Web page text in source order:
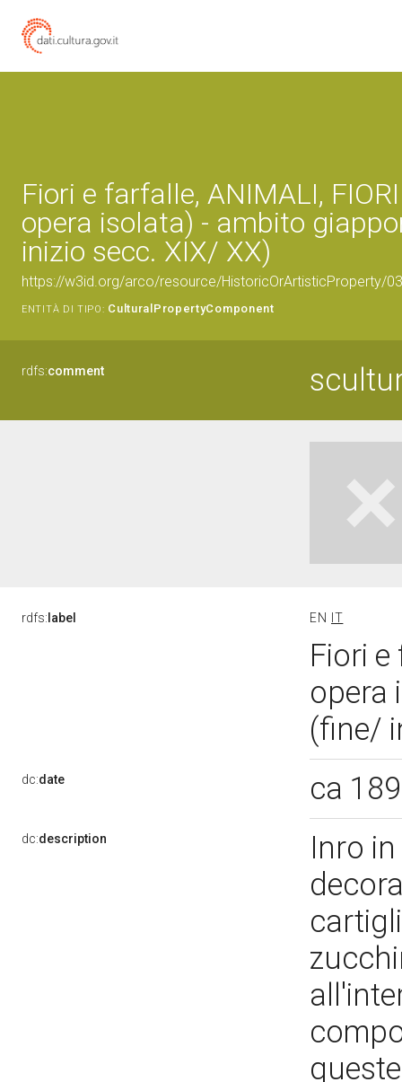
Fiori e farfalle, ANIMALI,
opera isolata) - ambito
inizio secc. XIX/ XX)
https://w3id.org/arco/resource/HistoricOrArtisticProperty/
ENTITÀ DI TIPO: CulturalPropertyComponent
rdfs:comment
rdfs: label EN IT
Fiori e
opera
(fine/
dc:date ca
dc:description
Inro